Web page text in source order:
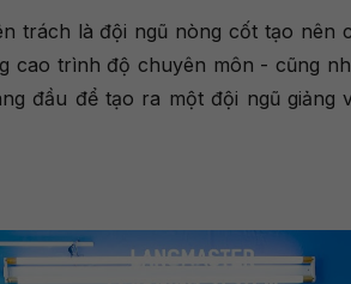
trách là đội ngũ nòng cốt tạo nên
cao trình độ chuyên môn - cũng
đầu để tạo ra một đội ngũ giảng